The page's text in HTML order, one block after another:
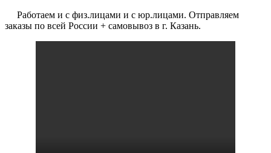
Работаем и с физ.лицами и с юр.лицами. Отправляем
заказы по всей России + самовывоз в г. Казань.